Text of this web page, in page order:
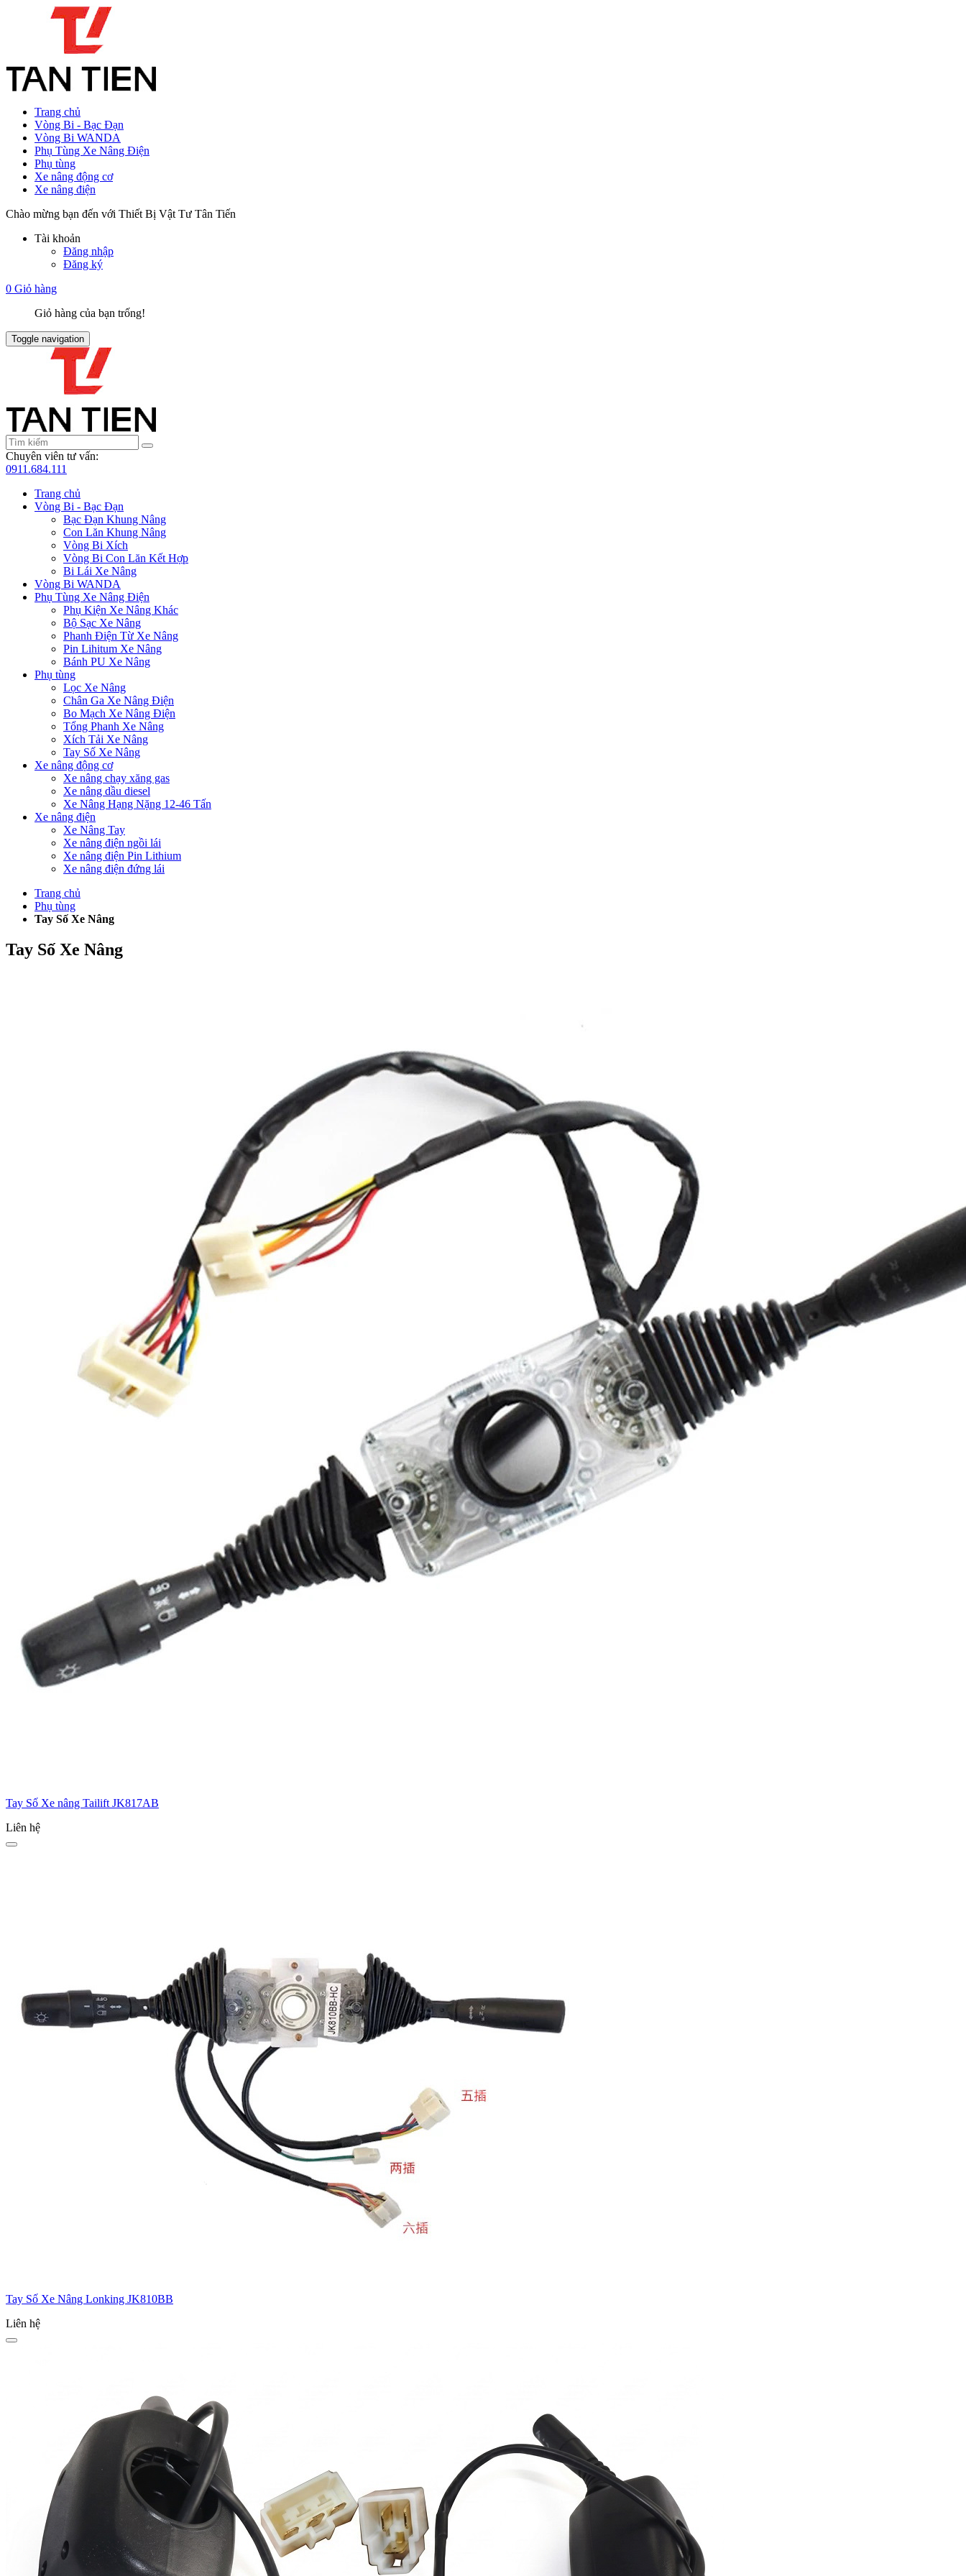
Trang chủ
Vòng Bi - Bạc Đạn
Vòng Bi WANDA
Phụ Tùng Xe Nâng Điện
Phụ tùng
Xe nâng động cơ
Xe nâng điện
Chào mừng bạn đến với Thiết Bị Vật Tư Tân Tiến
Tài khoản
Đăng nhập
Đăng ký
0 Giỏ hàng
Giỏ hàng của bạn trống!
Toggle navigation
Chuyên viên tư vấn:
0911.684.111
Trang chủ
Vòng Bi - Bạc Đạn
Bạc Đạn Khung Nâng
Con Lăn Khung Nâng
Vòng Bi Xích
Vòng Bi Con Lăn Kết Hợp
Bi Lái Xe Nâng
Vòng Bi WANDA
Phụ Tùng Xe Nâng Điện
Phụ Kiện Xe Nâng Khác
Bộ Sạc Xe Nâng
Phanh Điện Từ Xe Nâng
Pin Lihitum Xe Nâng
Bánh PU Xe Nâng
Phụ tùng
Lọc Xe Nâng
Chân Ga Xe Nâng Điện
Bo Mạch Xe Nâng Điện
Tổng Phanh Xe Nâng
Xích Tải Xe Nâng
Tay Số Xe Nâng
Xe nâng động cơ
Xe nâng chạy xăng gas
Xe nâng dầu diesel
Xe Nâng Hạng Nặng 12-46 Tấn
Xe nâng điện
Xe Nâng Tay
Xe nâng điện ngồi lái
Xe nâng điện Pin Lithium
Xe nâng điện đứng lái
Trang chủ
Phụ tùng
Tay Số Xe Nâng
Tay Số Xe Nâng
Tay Số Xe nâng Tailift JK817AB
Liên hệ
Tay Số Xe Nâng Lonking JK810BB
Liên hệ